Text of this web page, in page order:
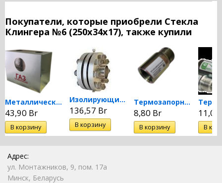
Покупатели, которые приобрели Стекла
Клингера №6 (250х34х17), также купили
Металлический ящик для...
43,90 Br
Изолирующие фланцевые...
136,57 Br
Термозапорный клапан КТЗ-15-00
8,80 Br
Адрес:
ул. Монтажников, 9, пом. 17а
Минск, Беларусь